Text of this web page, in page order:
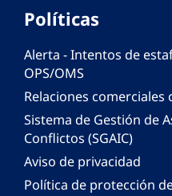
Políticas
Alerta - Intentos de
OPS/OMS
Relaciones comerciales
Sistema de Gestión de
Conflictos (SGAIC)
Aviso de privacidad
Política de protección